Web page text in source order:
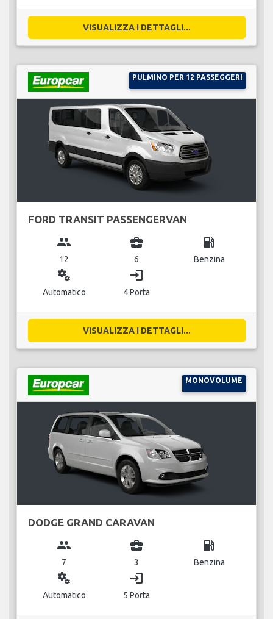
VISUALIZZA I DETTAGLI...
PULMINO PER 12 PASSEGGERI
FORD TRANSIT PASSENGERVAN
group
12
business_center
6
local_gas_station
Benzina
miscellaneous_services
Automatico
login
4 Porta
VISUALIZZA I DETTAGLI...
MONOVOLUME
DODGE GRAND CARAVAN
group
7
business_center
3
local_gas_station
Benzina
miscellaneous_services
Automatico
login
5 Porta